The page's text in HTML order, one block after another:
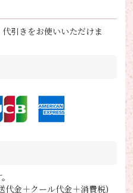
引きをお使いいただけま
代金＋クール代金＋消費税)